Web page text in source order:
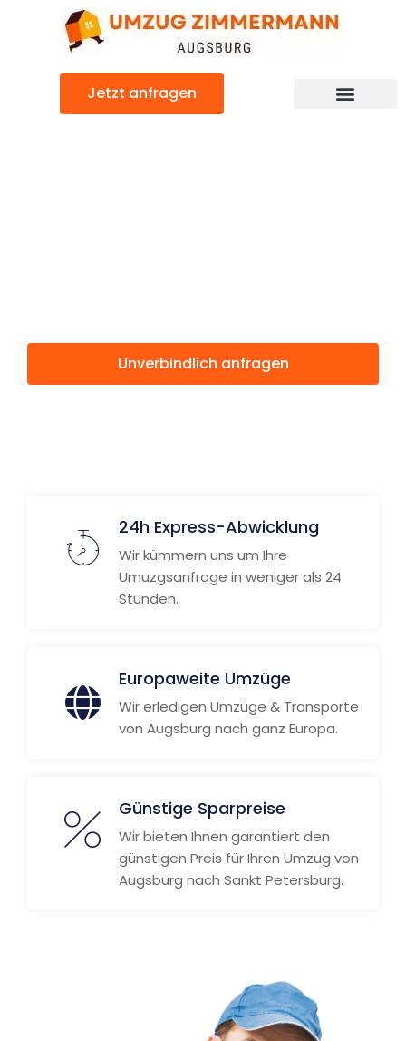
Jetzt anfragen
Unverbindlich anfragen
24h Express-Abwicklung
Wir kümmern uns um Ihre
Umuzgsanfrage in weniger als 24
Stunden.
Europaweite Umzüge
Wir erledigen Umzüge & Transporte
von Augsburg nach ganz Europa.
Günstige Sparpreise
Wir bieten Ihnen garantiert den
günstigen Preis für Ihren Umzug von
Augsburg nach Sankt Petersburg.